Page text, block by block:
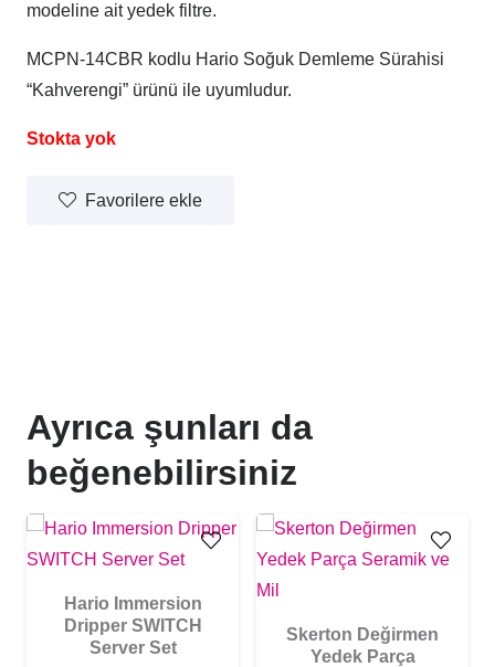
modeline ait yedek filtre.
MCPN-14CBR kodlu Hario Soğuk Demleme Sürahisi
“Kahverengi” ürünü ile uyumludur.
Stokta yok
Favorilere ekle
Ayrıca şunları da
beğenebilirsiniz
Hario Immersion
Dripper SWITCH
Server Set
Skerton Değirmen
Yedek Parça